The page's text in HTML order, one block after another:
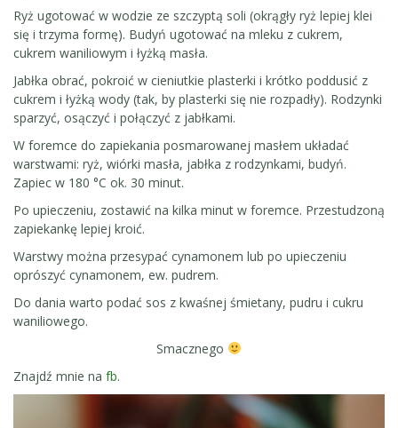
Ryż ugotować w wodzie ze szczyptą soli (okrągły ryż lepiej klei
się i trzyma formę). Budyń ugotować na mleku z cukrem,
cukrem waniliowym i łyżką masła.
Jabłka obrać, pokroić w cieniutkie plasterki i krótko poddusić z
cukrem i łyżką wody (tak, by plasterki się nie rozpadły). Rodzynki
sparzyć, osączyć i połączyć z jabłkami.
W foremce do zapiekania posmarowanej masłem układać
warstwami: ryż, wiórki masła, jabłka z rodzynkami, budyń.
Zapiec w 180 °C ok. 30 minut.
Po upieczeniu, zostawić na kilka minut w foremce. Przestudzoną
zapiekankę lepiej kroić.
Warstwy można przesypać cynamonem lub po upieczeniu
oprószyć cynamonem, ew. pudrem.
Do dania warto podać sos z kwaśnej śmietany, pudru i cukru
waniliowego.
Smacznego
Znajdź mnie na fb.